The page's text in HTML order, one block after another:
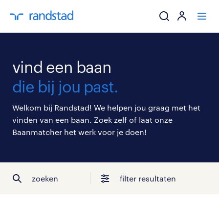
mijn carrière
over randstad
vind een baan
die bij jou past.
Welkom bij Randstad! We helpen jou graag met het
vinden van een baan. Zoek zelf of laat onze
Baanmatcher het werk voor je doen!
zoeken filter resultaten